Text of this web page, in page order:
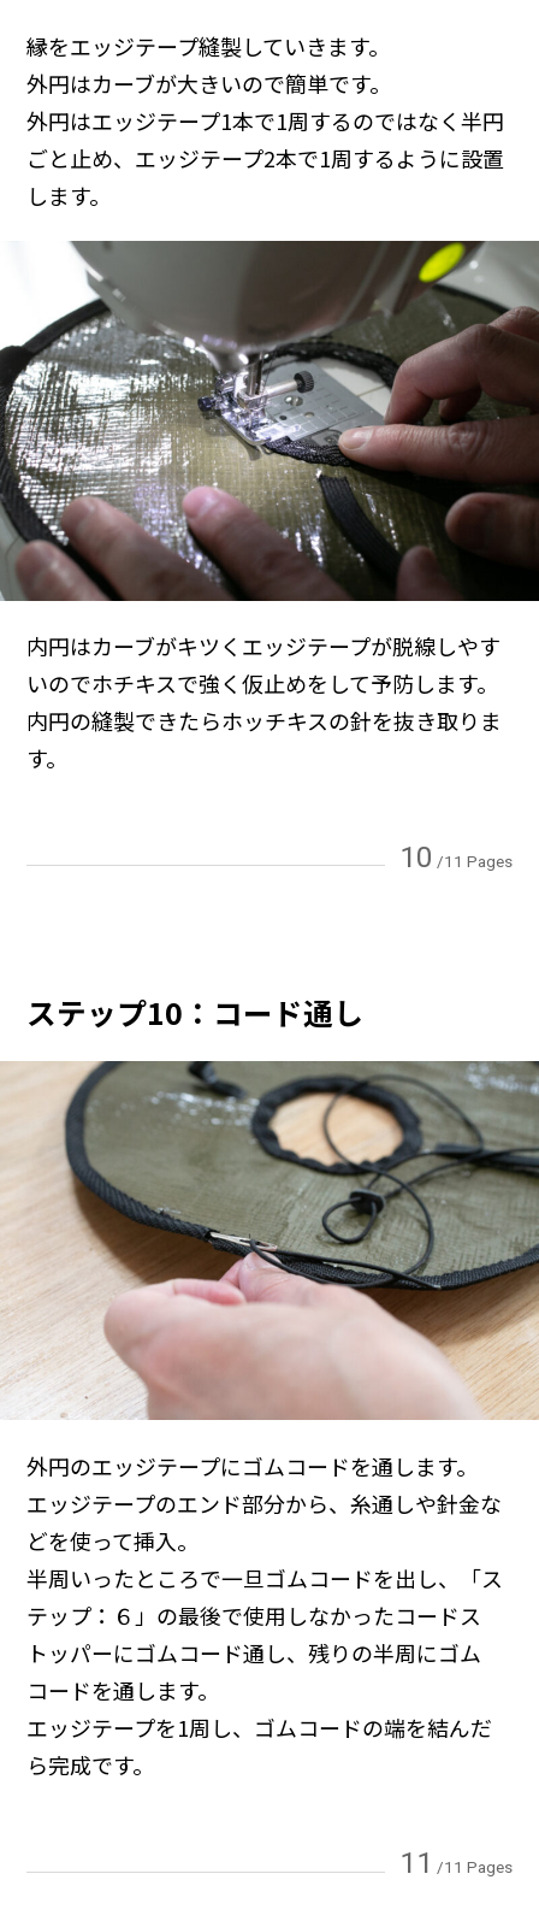
縁をエッジテープ縫製していきます。
外円はカーブが大きいので簡単です。
外円はエッジテープ1本で1周するのではなく半円
ごと止め、エッジテープ2本で1周するように設置
します。
内円はカーブがキツくエッジテープが脱線しやす
いのでホチキスで強く仮止めをして予防します。
内円の縫製できたらホッチキスの針を抜き取りま
す。
10 /11 Pages
ステップ10：コード通し
外円のエッジテープにゴムコードを通します。
エッジテープのエンド部分から、糸通しや針金な
どを使って挿入。
半周いったところで一旦ゴムコードを出し、「ス
テップ：６」の最後で使用しなかったコードス
トッパーにゴムコード通し、残りの半周にゴム
コードを通します。
エッジテープを1周し、ゴムコードの端を結んだ
ら完成です。
11 /11 Pages